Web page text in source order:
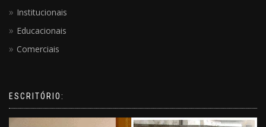
Institucionais
Educacionais
Comerciais
ESCRITÓRIO: